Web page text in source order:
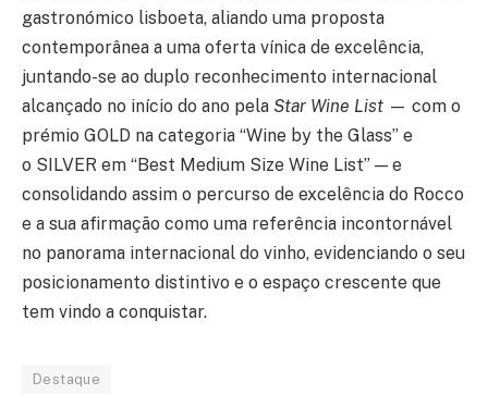
gastronómico lisboeta, aliando uma proposta
contemporânea a uma oferta vínica de excelência,
juntando-se ao duplo reconhecimento internacional
alcançado no início do ano pela Star Wine List — com o
prémio GOLD na categoria “Wine by the Glass” e
o SILVER em “Best Medium Size Wine List” — e
consolidando assim o percurso de excelência do Rocco
e a sua afirmação como uma referência incontornável
no panorama internacional do vinho, evidenciando o seu
posicionamento distintivo e o espaço crescente que
tem vindo a conquistar.
Destaque